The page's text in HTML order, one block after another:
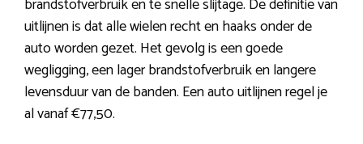
uitlijnen is dat alle wielen recht en haaks onder de
auto worden gezet. Het gevolg is een goede
wegligging, een lager brandstofverbruik en langere
levensduur van de banden. Een auto uitlijnen regel je
al vanaf €77,50.